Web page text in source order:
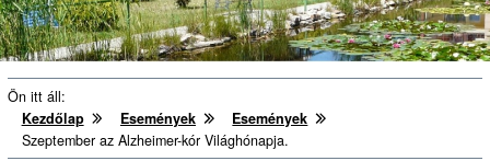
Ön itt áll:
Kezdőlap
Események
Események
Szeptember az Alzheimer-kór Világhónapja.